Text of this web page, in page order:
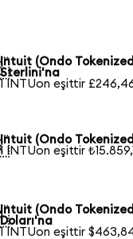
Intuit (Ondo
Sterlini'na
1 INTUon eşittir
Intuit (Ondo
1 INTUon eşittir
Intuit (Ondo
Doları'na
1 INTUon eşittir